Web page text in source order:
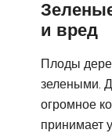
и вред
Плоды
зелеными.
огромное
принимает